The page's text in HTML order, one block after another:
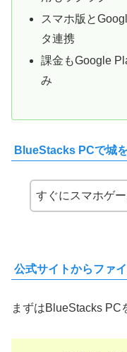
スマホ版と
タ連携
課金もGoogle
み
BlueStacks PCで城
すぐにスマホゲ
公式サイトからファ
まずはBlueStacks PC